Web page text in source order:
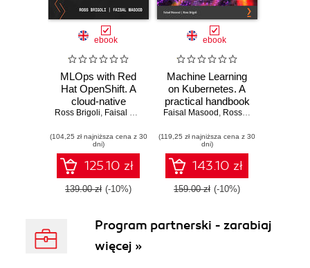
ebook
MLOps with Red
Hat OpenShift. A
cloud-native
approach to
operations
Ross Brigoli, Faisal Masood
(104,25 zł najniższa cena z 30
dni)
125.10 zł
139.00 zł (-10%)
ebook
Machine Learning
on Kubernetes. A
practical handbook
for building and
open source
machine learning
platform on
Kubernetes
Faisal Masood , Ross Brigoli
(119,25 zł najniższa cena z 30
dni)
143.10 zł
159.00 zł (-10%)
Program partnerski - zarabiaj
więcej »